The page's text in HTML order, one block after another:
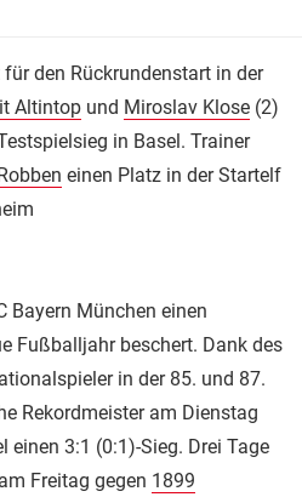
für den Rückrundenstart in der
Altintop und Miroslav Klose (2)
in Basel. Trainer
einen Platz in der Startelf
Bayern München einen
Fußballjahr beschert. Dank des
in der 85. und 87.
Rekordmeister am Dienstag
einen 3:1 (0:1)-Sieg. Drei Tage
Freitag gegen 1899